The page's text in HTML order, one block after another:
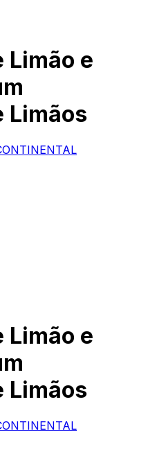
Limão e
Limãos
Limão e
Limãos